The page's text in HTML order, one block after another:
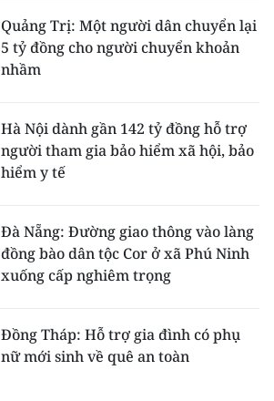
Quảng Trị: Một người dân chuyển lại
5 tỷ đồng cho người chuyển khoản
nhầm
Hà Nội dành gần 142 tỷ đồng hỗ trợ
người tham gia bảo hiểm xã hội, bảo
hiểm y tế
Đà Nẵng: Đường giao thông vào làng
đồng bào dân tộc Cor ở xã Phú Ninh
xuống cấp nghiêm trọng
Đồng Tháp: Hỗ trợ gia đình có phụ
nữ mới sinh về quê an toàn